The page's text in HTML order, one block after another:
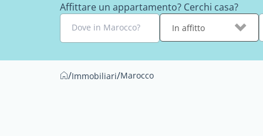
Affittare un appartamento? Cerchi casa?
Dove in Marocco? In affitto
/Immobiliari/Marocco